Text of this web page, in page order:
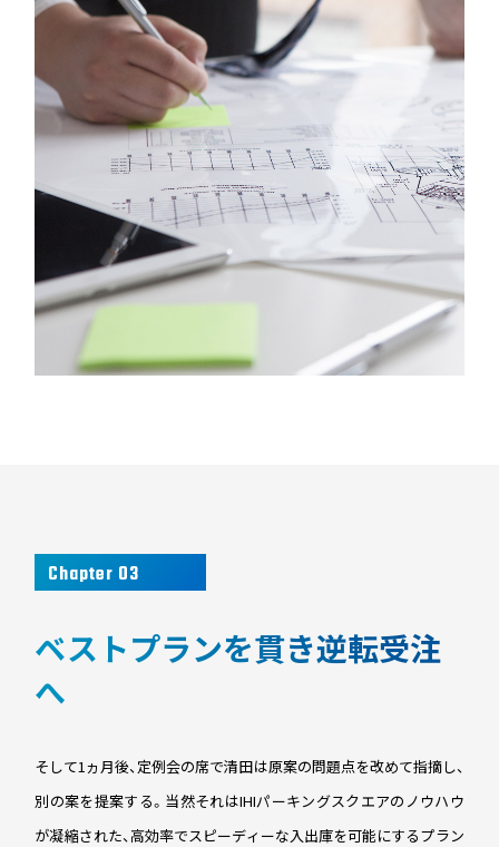
Chapter 03
ベストプランを貫き逆転受注
へ
そして1ヵ月後、定例会の席で清田は原案の問題点を改めて指摘し、
別の案を提案する。当然それはIHIパーキングスクエアのノウハウ
が凝縮された、高効率でスピーディーな入出庫を可能にするプラン